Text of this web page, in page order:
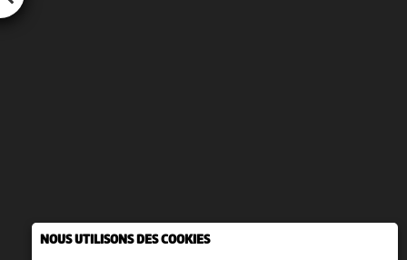
NOUS UTILISONS DES COOKIES